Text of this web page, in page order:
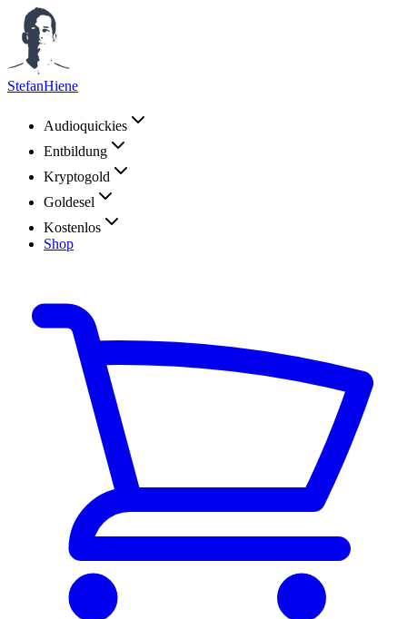
StefanHiene
Audioquickies
Entbildung
Kryptogold
Goldesel
Kostenlos
Shop